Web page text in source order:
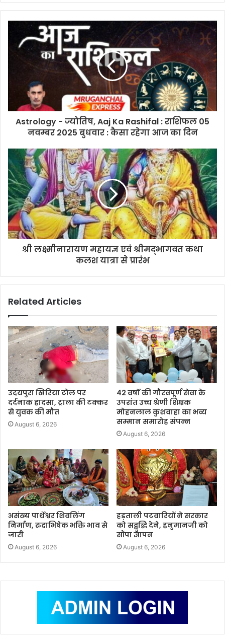
Astrology - ज्योतिष, Aaj Ka Rashifal : राशिफल 05
नवम्बर 2025 बुधवार : कैसा रहेगा आज का दिन
श्री लक्ष्मीनारायण महायज्ञ एवं श्रीमद्भागवत कथा
कलश यात्रा से प्रारंभ
Related Articles
उदयपुरा खिरिया टोल पर
दर्दनाक हादसा, ट्राला की टक्कर
से युवक की मौत
August 6, 2026
42 वर्षों की गौरवपूर्ण सेवा के
उपरांत उच्च श्रेणी शिक्षक
मोहनलाल कुशवाहा का भव्य
सम्मान समारोह संपन्न
August 6, 2026
असंख्य पार्थेश्वर शिवलिंग
निर्माण, रुद्राभिषेक भक्ति भाव से
जारी
August 6, 2026
हड़ताली पटवारियों ने सरकार
को सद्बुद्धि देने, हनुमानजी को
सौंपा ज्ञापन
August 6, 2026